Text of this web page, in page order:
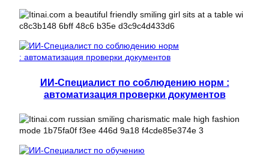
ИИ-Специалист по соблюдению норм :
автоматизация проверки документов